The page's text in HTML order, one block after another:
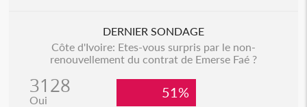
DERNIER SONDAGE
Côte d'Ivoire: Etes-vous surpris par le non-
renouvellement du contrat de Emerse Faé ?
3128
Oui 51%